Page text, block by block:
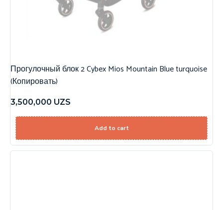
Прогулочный блок 2 Cybex Mios Mountain Blue turquoise
(Копировать)
3,500,000 UZS
Add to cart